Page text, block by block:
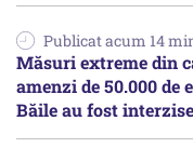
Publicat acum 14
Măsuri extreme din
amenzi de 50.000 de
Băile au fost